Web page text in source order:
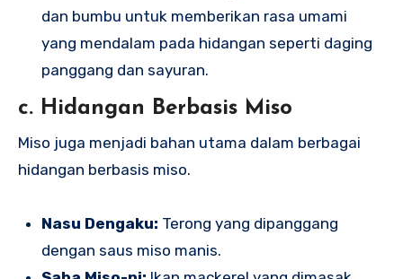
dan bumbu untuk memberikan rasa umami
yang mendalam pada hidangan seperti daging
panggang dan sayuran.
c. Hidangan Berbasis Miso
Miso juga menjadi bahan utama dalam berbagai
hidangan berbasis miso.
Nasu Dengaku: Terong yang dipanggang
dengan saus miso manis.